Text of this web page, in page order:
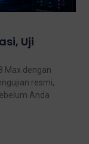
Uji
Max dengan
resmi,
Anda